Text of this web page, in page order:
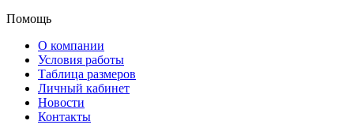
Помощь
О компании
Условия работы
Таблица размеров
Личный кабинет
Новости
Контакты